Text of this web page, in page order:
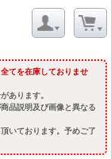
てを在庫しておりませ
あります。
品説明及び画像と異なる
いております。予めご了